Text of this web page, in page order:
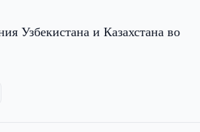
Узбекистана и Казахстана во